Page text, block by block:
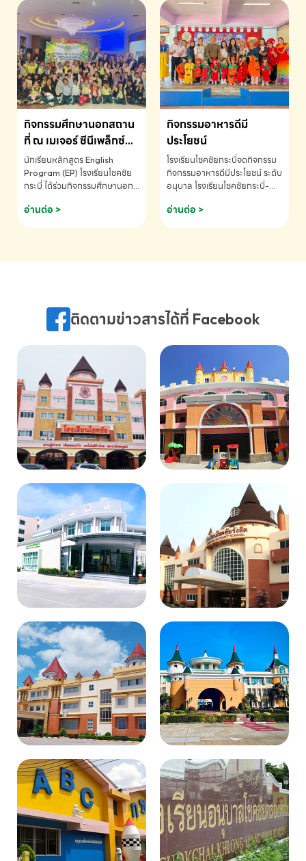
แข่งขันคณิตศาสตร์และคณิตคิด
เร็วนานาชาติ ครั้งที่ 46 ประจำปี
2569 ณ ประเทศสิงคโปร์
INTERNATIONAL
MATHEMATICS AND
MENTAL ARITHMETIC
COMPETITION 2026 - ถ้วย
รางวัลรองชนะเลิศอันดับที่ 2
Mental Arithmetic
Competition K2 - ถ้วยรางวัล
รองชนะเลิศอันดับที่ 2 Mental
K2(Grop) โรงเรียนโชคชัยกระบี่-
สอบถามข้อมูลเพิ่มเติม โทร.
075-691910
กิจกรรมศึกษานอกสถาน
ที่ ณ เมเจอร์ ซีนีเพล็กซ์
ระดับประถมศึกษา (EP.1-
6)
นักเรียนหลักสูตร English
Program (EP) โรงเรียนโชคชัย
กระบี่ ได้ร่วมกิจกรรมศึกษานอก
ชมภาพยนตร์ Toy Story 5
(Soundtrack)เพื่อเสริมทักษะ
ภาษา ผ่านประสบการณ์การเรียนรู้
075-691910
อ่านต่อ >
กิจกรรมอาหารดีมี
ประโยชน์
โรงเรียนโชคชัยกระบี่จดกิจกรรม
กิจกรรมอาหารดีมีประโยชน์ ระดับ
อนุบาล โรงเรียนโชคชัยกระบี่-
075-691910
อ่านต่อ >
ติดตามข่าวสารได้ที่ Facebook